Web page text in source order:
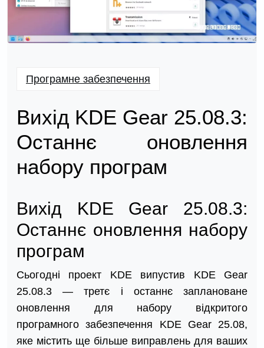
Програмне забезпечення
Вихід KDE Gear 25.08.3:
Останнє оновлення
набору програм
Вихід KDE Gear 25.08.3:
Останнє оновлення набору
програм
Сьогодні проект KDE випустив KDE Gear
25.08.3 — третє і останнє заплановане
оновлення для набору відкритого
програмного забезпечення KDE Gear 25.08,
яке містить ще більше виправлень для ваших